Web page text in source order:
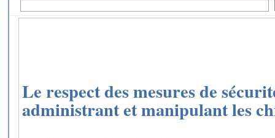
Le respect des mesures de
administrant et manipulant les